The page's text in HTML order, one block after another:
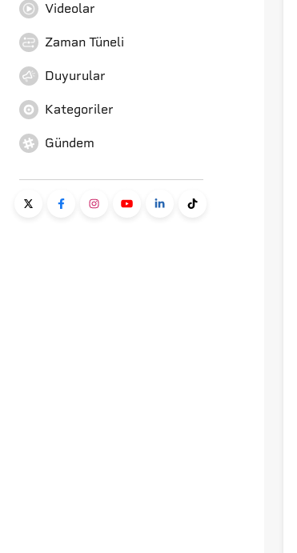
Videolar
Zaman Tüneli
Duyurular
Kategoriler
Gündem